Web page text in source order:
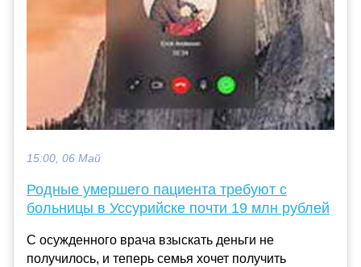
15:00, 06 Май
Родные умершего пациента требуют с
больницы в Уссурийске почти 19 млн рублей
С осужденного врача взыскать деньги не
получилось, и теперь семья хочет получить